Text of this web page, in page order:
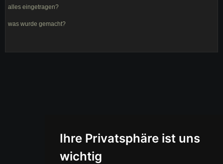
Ihre Privatsphäre ist uns
wichtig
alles eingetragen?
was wurde gemacht?